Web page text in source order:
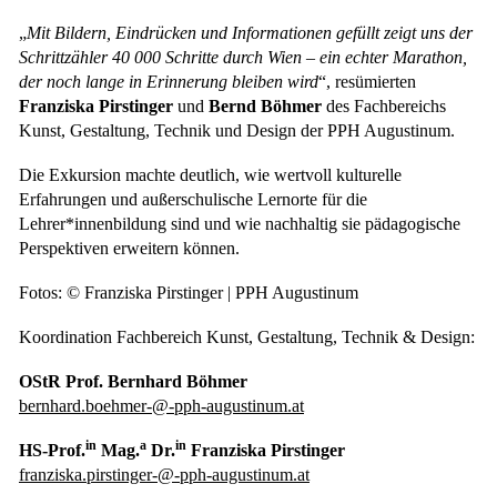
„Mit Bildern, Eindrücken und Informationen gefüllt zeigt uns der
Schrittzähler 40 000 Schritte durch Wien – ein echter Marathon,
der noch lange in Erinnerung bleiben wird“, resümierten
Franziska Pirstinger und Bernd Böhmer des Fachbereichs
Kunst, Gestaltung, Technik und Design der PPH Augustinum.
Die Exkursion machte deutlich, wie wertvoll kulturelle
Erfahrungen und außerschulische Lernorte für die
Lehrer*innenbildung sind und wie nachhaltig sie pädagogische
Perspektiven erweitern können.
Fotos: © Franziska Pirstinger | PPH Augustinum
Koordination Fachbereich Kunst, Gestaltung, Technik & Design:
OStR Prof. Bernhard Böhmer
bernhard.boehmer-@-pph-augustinum.at
HS-Prof.in Mag.a Dr.in Franziska Pirstinger
franziska.pirstinger-@-pph-augustinum.at